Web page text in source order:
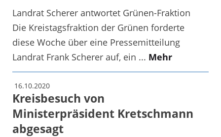
Landrat Scherer antwortet Grünen-Fraktion
Die Kreistagsfraktion der Grünen forderte
diese Woche über eine Pressemitteilung
Landrat Frank Scherer auf, ein ... Mehr
16.10.2020
Kreisbesuch von
Ministerpräsident Kretschmann
abgesagt